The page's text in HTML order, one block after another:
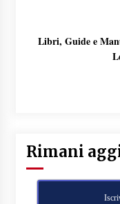
Libri, Guide e
Rimani